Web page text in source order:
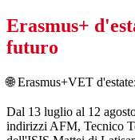
Erasmus+
futuro
🌐 Erasmus+VET
Dal 13 luglio al 12
indirizzi AFM, Tecnico